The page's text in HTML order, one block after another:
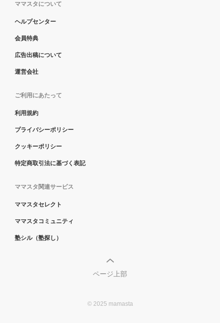
ママスタについて
ヘルプセンター
会員特典
広告出稿について
運営会社
ご利用にあたって
利用規約
プライバシーポリシー
クッキーポリシー
特定商取引法に基づく表記
ママスタ関連サービス
ママスタセレクト
ママスタコミュニティ
塾シル（塾探し）
ページ上部
© 2025 mamasta